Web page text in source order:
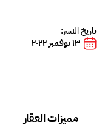
تاريخ النشر:
١٣ نوفمبر ٢٠٢٢
مميزات العقار